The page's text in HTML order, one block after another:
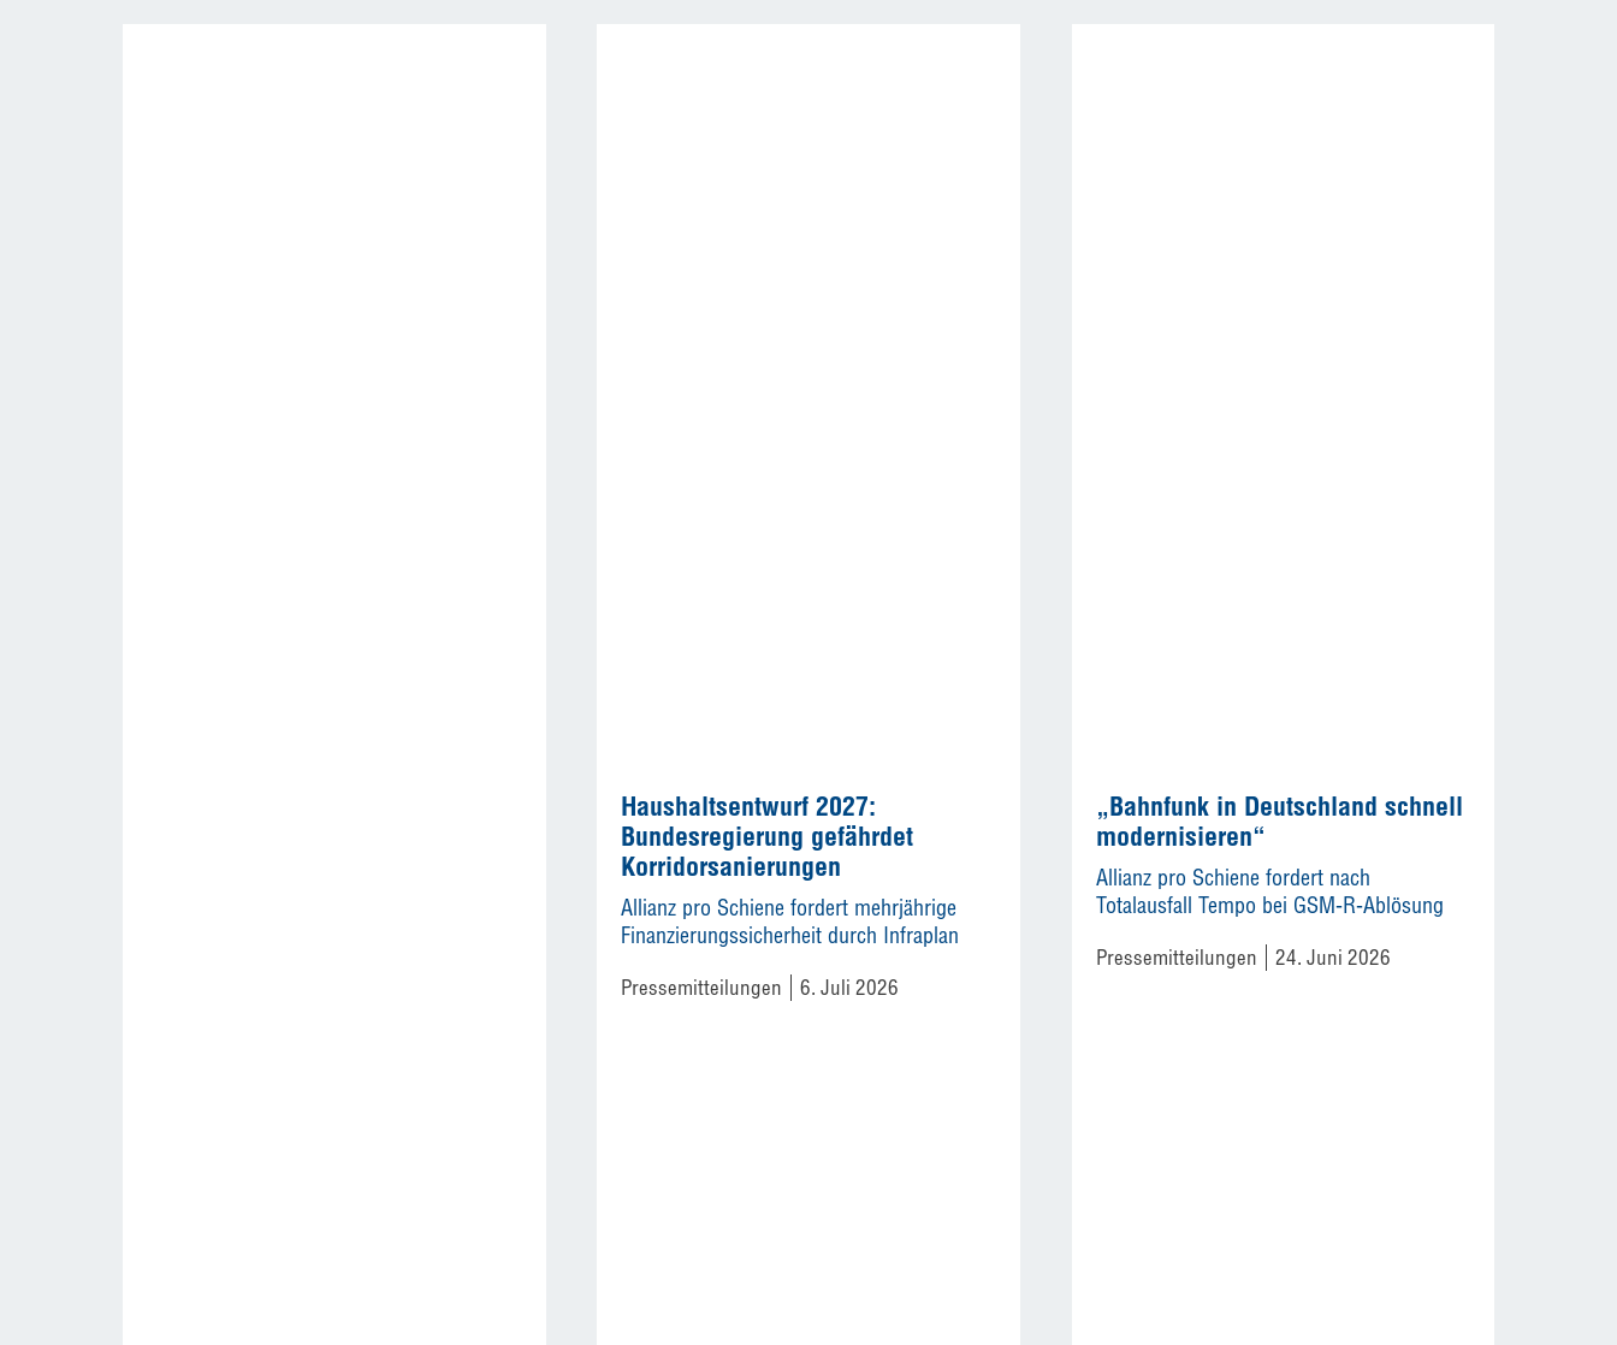
Haushaltsentwurf 2027:
Bundesregierung gefährdet
Korridorsanierungen
Allianz pro Schiene fordert mehrjährige
Finanzierungssicherheit durch Infraplan
Pressemitteilungen 6. Juli 2026
„Bahnfunk in Deutschland schnell
modernisieren“
Allianz pro Schiene fordert nach
Totalausfall Tempo bei GSM-R-Ablösung
Pressemitteilungen 24. Juni 2026